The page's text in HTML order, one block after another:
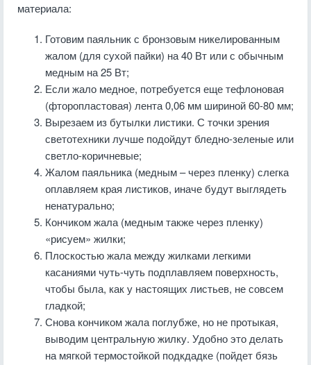
материала:
Готовим паяльник с бронзовым никелированным
жалом (для сухой пайки) на 40 Вт или с обычным
медным на 25 Вт;
Если жало медное, потребуется еще тефлоновая
(фторопластовая) лента 0,06 мм шириной 60-80 мм;
Вырезаем из бутылки листики. С точки зрения
светотехники лучше подойдут бледно-зеленые или
светло-коричневые;
Жалом паяльника (медным – через пленку) слегка
оплавляем края листиков, иначе будут выглядеть
ненатурально;
Кончиком жала (медным также через пленку)
«рисуем» жилки;
Плоскостью жала между жилками легкими
касаниями чуть-чуть подплавляем поверхность,
чтобы была, как у настоящих листьев, не совсем
гладкой;
Снова кончиком жала поглубже, но не протыкая,
выводим центральную жилку. Удобно это делать
на мягкой термостойкой подкдадке (пойдет бязь